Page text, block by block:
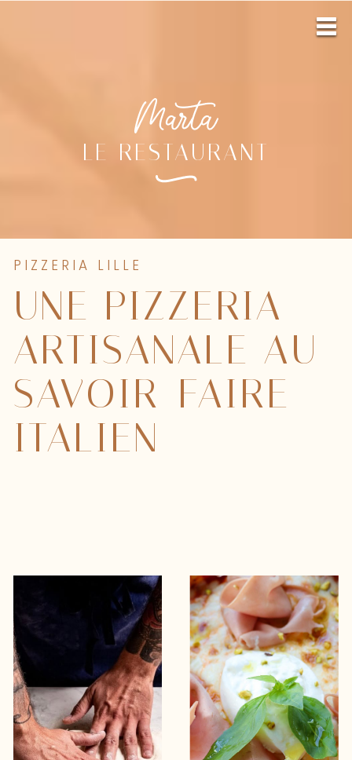
LE RESTAURANT
PIZZERIA LILLE
UNE PIZZERIA
ARTISANALE AU
SAVOIR-FAIRE
ITALIEN